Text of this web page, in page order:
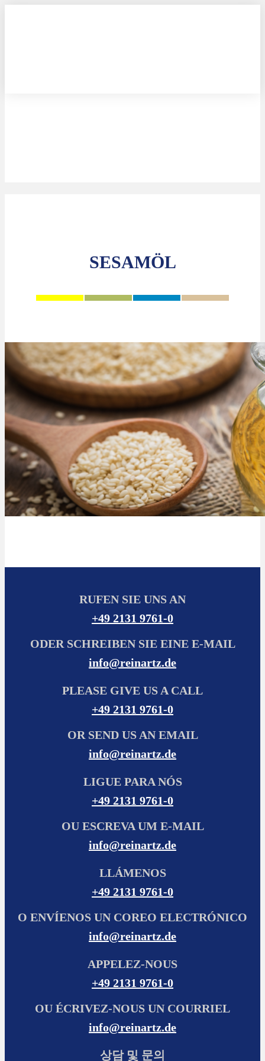
SESAMÖL
RUFEN SIE UNS AN
+49 2131 9761-0
ODER SCHREIBEN SIE EINE E-MAIL
info@reinartz.de
PLEASE GIVE US A CALL
+49 2131 9761-0
OR SEND US AN EMAIL
info@reinartz.de
LIGUE PARA NÓS
+49 2131 9761-0
OU ESCREVA UM E-MAIL
info@reinartz.de
LLÁMENOS
+49 2131 9761-0
O ENVÍENOS UN COREO ELECTRÓNICO
info@reinartz.de
APPELEZ-NOUS
+49 2131 9761-0
OU ÉCRIVEZ-NOUS UN COURRIEL
info@reinartz.de
상담 및 문의